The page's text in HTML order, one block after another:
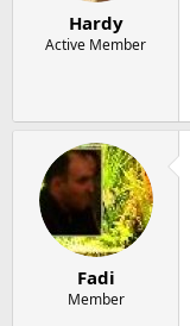
Hardy
Active Member
Fadi
Member